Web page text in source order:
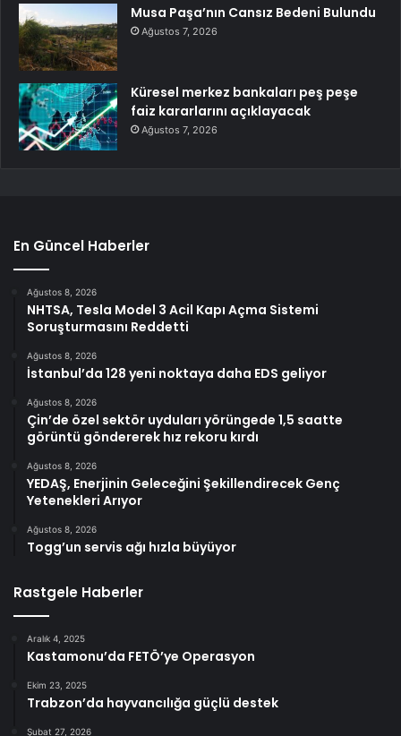
Musa Paşa’nın Cansız Bedeni Bulundu
Ağustos 7, 2026
Küresel merkez bankaları peş peşe
faiz kararlarını açıklayacak
Ağustos 7, 2026
En Güncel Haberler
Ağustos 8, 2026
NHTSA, Tesla Model 3 Acil Kapı Açma Sistemi
Soruşturmasını Reddetti
Ağustos 8, 2026
İstanbul’da 128 yeni noktaya daha EDS geliyor
Ağustos 8, 2026
Çin’de özel sektör uyduları yörüngede 1,5 saatte
görüntü göndererek hız rekoru kırdı
Ağustos 8, 2026
YEDAŞ, Enerjinin Geleceğini Şekillendirecek Genç
Yetenekleri Arıyor
Ağustos 8, 2026
Togg’un servis ağı hızla büyüyor
Rastgele Haberler
Aralık 4, 2025
Kastamonu’da FETÖ’ye Operasyon
Ekim 23, 2025
Trabzon’da hayvancılığa güçlü destek
Şubat 27, 2026